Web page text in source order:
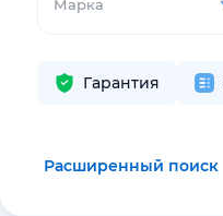
Марка
Гарантия
Расширенный поиск